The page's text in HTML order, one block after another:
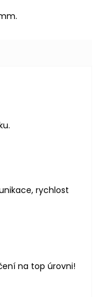
z 5 hvězdiček.
z 5 hvězdiček.
rychlost
z 5 hvězdiček.
na top úrovni!